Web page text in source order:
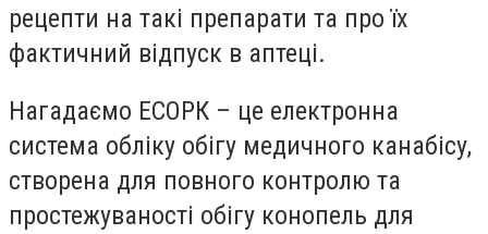
рецепти на такі препарати та про їх
фактичний відпуск в аптеці.
Нагадаємо ЕСОРК – це електронна
система обліку обігу медичного канабісу,
створена для повного контролю та
простежуваності обігу конопель для